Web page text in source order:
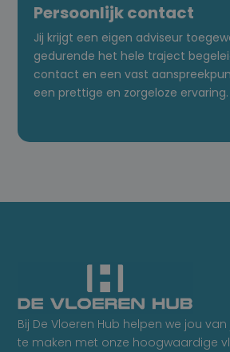
Persoonlijk contact
Jij krijgt een eigen adviseur
gedurende het hele traject
contact en een vast
een prettige en zorgeloze ervaring.
Bij De Vloeren Hub helpen we jou
te maken met onze hoogwaardige